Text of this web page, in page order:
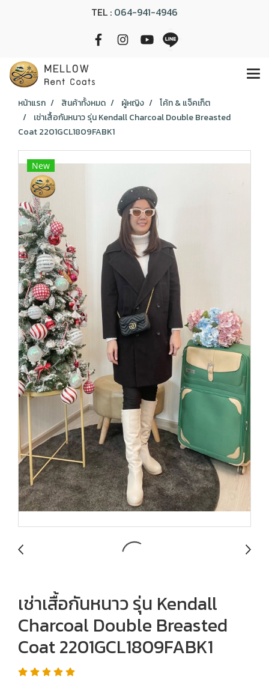
TEL : 064-941-4946
หน้าแรก สินค้าทั้งหมด ผู้หญิง
โค้ท & แจ็คเก็ต
เช่าเสื้อกันหนาว รุ่น Kendall Charcoal Double Breasted
Coat 2201GCL1809FABK1
New
เช่าเสื้อกันหนาว รุ่น Kendall
Charcoal Double Breasted
Coat 2201GCL1809FABK1